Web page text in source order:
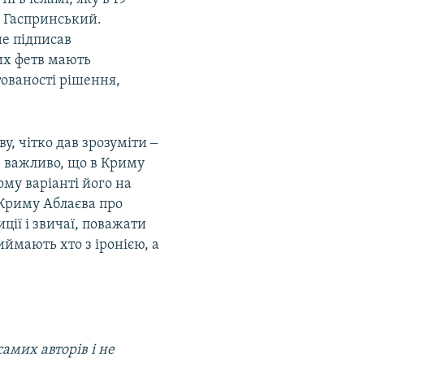
Гаспринський.
підписав
фетв мають
рішення,
чітко дав зрозуміти ‒
важливо, що в Криму
варіанті його на
Аблаєва про
і звичаї, поважати
хто з іронією, а
авторів і не